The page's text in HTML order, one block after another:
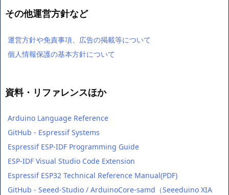
その他運営方針など
運営方針や免責事項、広告の掲載等について
個人情報保護の基本方針について
資料・リファレンスほか
Arduino Language Reference
GitHub - Espressif Systems
Espressif ESP-IDF Programming Guide
ESP-IDF Visual Studio Code Extension
Espressif ESP32 Technical Reference Manual(PDF)
GitHub - Seeed-Studio / ArduinoCore-samd（Seeeduino XIA